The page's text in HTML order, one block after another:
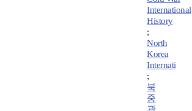
International
History
;
North
Korea
Internati
;
북
중